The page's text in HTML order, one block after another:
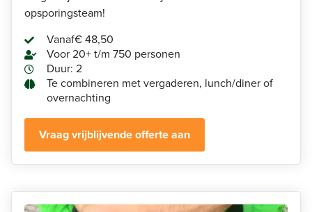
opsporingsteam!
Vanaf€ 48,50
Voor 20+ t/m 750 personen
Duur: 2
Te combineren met vergaderen, lunch/diner of
overnachting
Vraag vrijblijvende offerte aan